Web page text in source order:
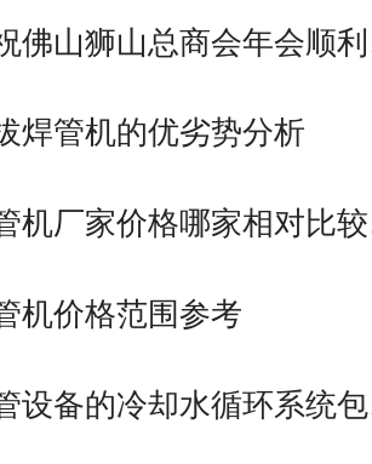
佛山狮山总商会年会顺
焊管机的优劣势分析
机厂家价格哪家相对比
机价格范围参考
设备的冷却水循环系统